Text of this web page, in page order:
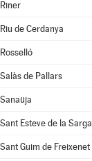
Riner
Riu de Cerdanya
Rosselló
Salàs de Pallars
Sanaüja
Sant Esteve de la Sarga
Sant Guim de Freixenet